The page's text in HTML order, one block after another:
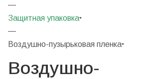
—
Защитная упаковка
—
Воздушно-пузырьковая пленка
Воздушно-